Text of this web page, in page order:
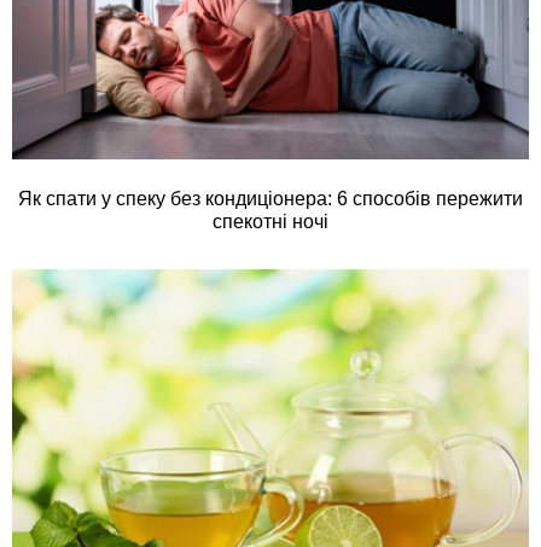
Як спати у спеку без кондиціонера: 6 способів пережити
спекотні ночі